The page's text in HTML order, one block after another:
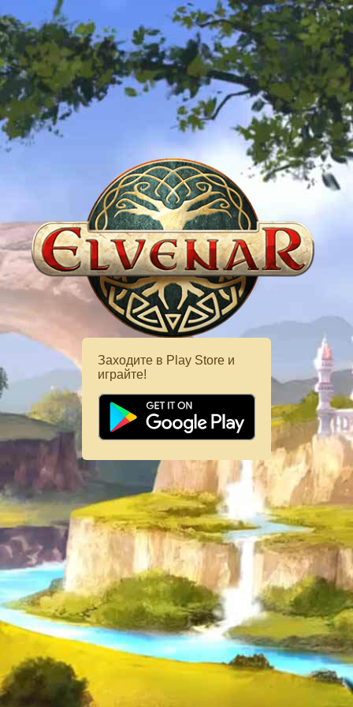
Заходите в Play Store и
играйте!